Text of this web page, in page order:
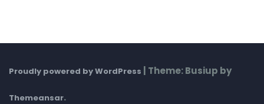
Proudly powered by WordPress | Theme: Busiup by
Themeansar.